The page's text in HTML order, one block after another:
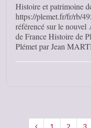
Histoire et patrimoine
https://plemet.fr/fr/rb/
référencé sur le
de France Histoire de
Plémet par Jean
1 2 3